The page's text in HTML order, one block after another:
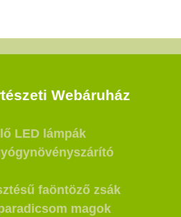
Webáruház
LED lámpák
faöntöző zsák
magok